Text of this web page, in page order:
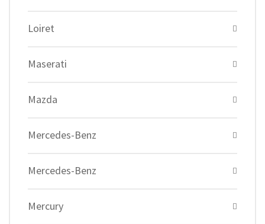
Loiret
Maserati
Mazda
Mercedes-Benz
Mercedes-Benz
Mercury